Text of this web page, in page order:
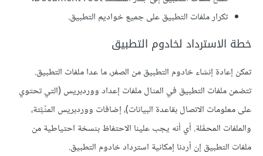
تكرار ملفات التطبيق على جميع خواديم التطبيق.
خطة الاسترداد لخادوم التطبيق
تمكن إعادة إنشاء خادوم التطبيق من الصفر، ما عدا ملفات التطبيق.
تتضمن ملفات التطبيق في المثال ملفات إعداد ووردبريس (التي تحتوي
على معلومات الاتصال بقاعدة البيانات)، إضافات ووردبريس المثّبَّتة،
والملفات المحمَّلة. أي أنه يجب علينا الاحتفاظ بنسخة احتياطية من
ملفات التطبيق إن أردنا إمكانية استرداد خادوم التطبيق.